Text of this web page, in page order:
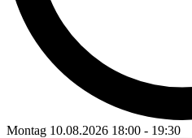
Montag 10.08.2026 18:00 - 19:30